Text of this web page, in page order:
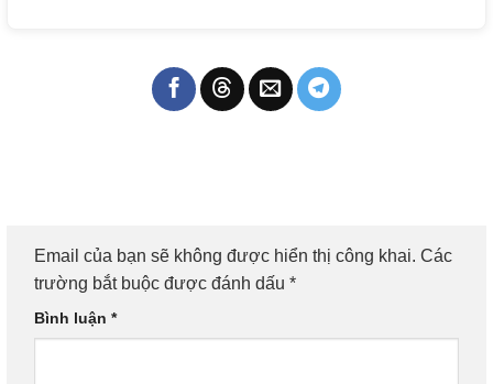
Email của bạn sẽ không được hiển thị công khai. Các
trường bắt buộc được đánh dấu *
Bình luận *